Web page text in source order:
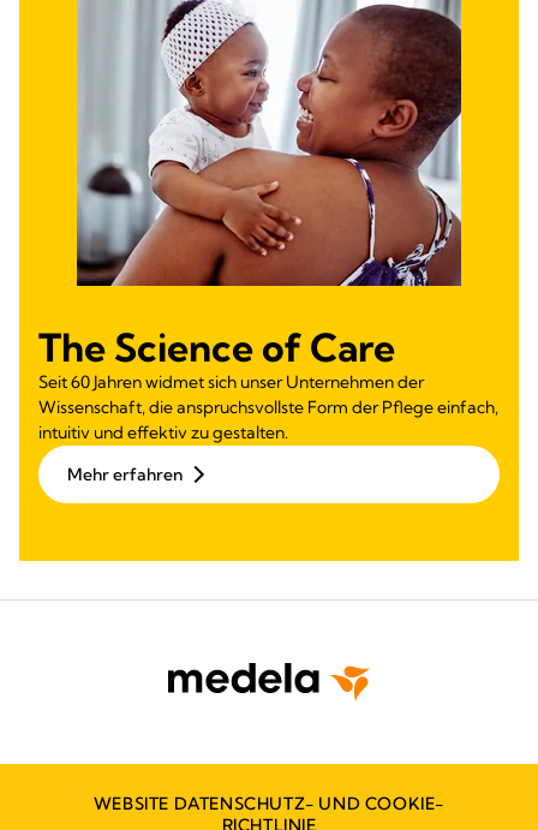
The Science of Care
Seit 60 Jahren widmet sich unser Unternehmen der
Wissenschaft, die anspruchsvollste Form der Pflege einfach,
intuitiv und effektiv zu gestalten.
Mehr erfahren
WEBSITE DATENSCHUTZ- UND COOKIE-
RICHTLINIE